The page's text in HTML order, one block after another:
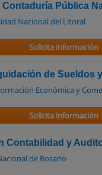
Contaduría Pública
Nacional del Litoral
Solicita información
de Sueldos
Económica y
Solicita información
Contabilidad y
de Rosario